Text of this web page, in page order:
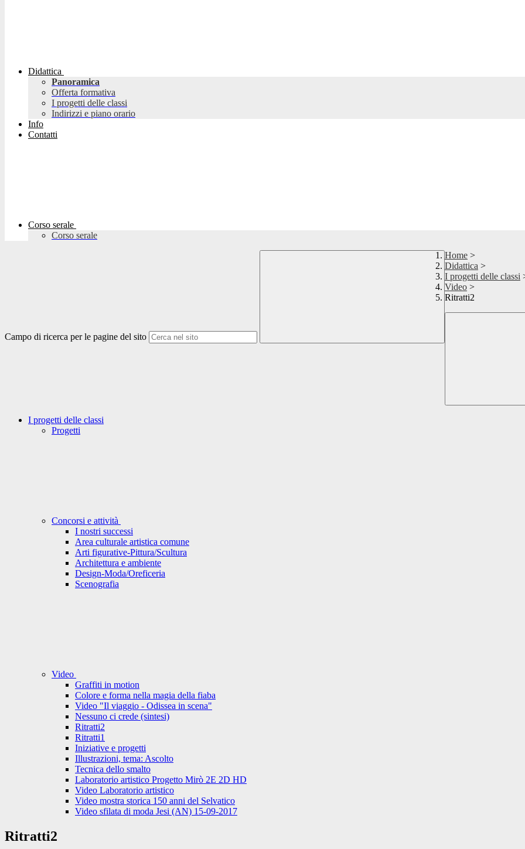
Didattica
Panoramica
Offerta formativa
I progetti delle classi
Indirizzi e piano orario
Info
Contatti
Corso serale
Corso serale
Campo di ricerca per le pagine del sito
Home >
Didattica >
I progetti delle classi
Video >
Ritratti2
I progetti delle classi
Progetti
Concorsi e attività
I nostri successi
Area culturale artistica comune
Arti figurative-Pittura/Scultura
Architettura e ambiente
Design-Moda/Oreficeria
Scenografia
Video
Graffiti in motion
Colore e forma nella magia della fiaba
Video "Il viaggio - Odissea in scena"
Nessuno ci crede (sintesi)
Ritratti2
Ritratti1
Iniziative e progetti
Illustrazioni, tema: Ascolto
Tecnica dello smalto
Laboratorio artistico Progetto Mirò 2E 2D HD
Video Laboratorio artistico
Video mostra storica 150 anni del Selvatico
Video sfilata di moda Jesi (AN) 15-09-2017
Ritratti2